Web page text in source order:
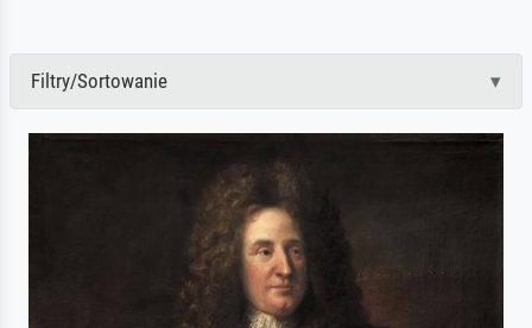
Filtry/Sortowanie